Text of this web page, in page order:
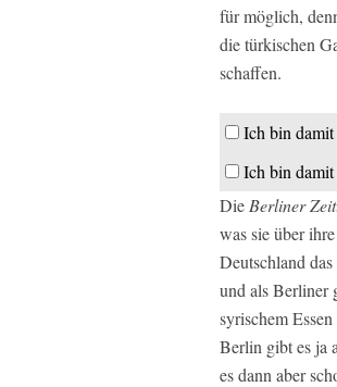
für möglich,
die türkischen
schaffen.
Ich bin damit
Ich bin damit
Die Berliner
was sie über
Deutschland
und als Berliner
syrischem
Berlin gibt es ja
es dann aber